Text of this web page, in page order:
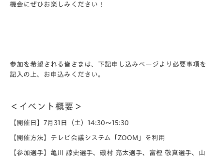
機会にぜひお楽しみください！
参加を希望される皆さまは、下記申し込みページより必要事項を
記入の上、お申込みください。
＜イベント概要＞
【開催日】 7月31日（土）14:30～15:30
【開催方法】 テレビ会議システム「ZOOM」を利用
【参加選手】 亀川 諒史選手、磯村 亮太選手、富樫 敬真選手、山